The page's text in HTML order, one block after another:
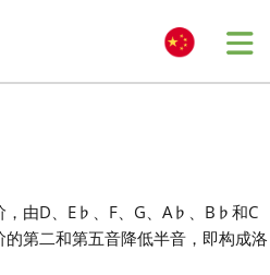
，由D、E ♭ 、F、G、A♭ 、B ♭ 和C
第二和第五音降低半音，即构成洛